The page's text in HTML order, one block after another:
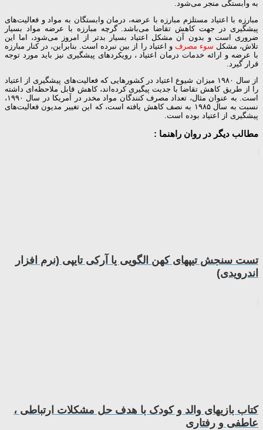
به وابستگی منجر می‌شود.
مبارزه با اعتیاد مستلزم مبارزه با عرضه، درمان وابستگان به مواد و فعالیت‌های
پیشگیری در جهت کاهش تقاضا می‌باشد. گرچه مبارزه با عرضه مواد بسیار
ضروری است و بدون آن مشکل اعتیاد بسیار بدتر از امروز می‌شود، اما این
تلاش، مشکل سوء مصرف و اعتیاد را از بین نبرده است. بنابراین، در کنار مبارزه
با عرضه و ارائه خدمات درمان اعتیاد ، رویکردهای پیشگیری نیز باید مورد توجه
قرار گیرد.
از سال ۱۹۸۰ میزان شیوع اعتیاد در کشورهایی که فعالیت‌های پیشگیری از اعتیاد
را از طریق کاهش تقاضا با جدیت پیگیری کرده‌اند، کاهش قابل ملاحظه‌ای داشته
است. به عنوان مثال، تعداد مصرف کنندگان مواد مخدر در آمریکا در سال ۱۹۹۰،
نسبت به سال ۱۹۸۵ به نصف کاهش یافته است، که این تغییر مدیون فعالیت‌های
پیشگیری از اعتیاد بوده است.
مطالب دیگر در روان راهنما :
تست سنجش تیپهای کهن الگویی یا آرکی تایپی (نرم افزار
اندرویدی)
کتاب بازیهای والد و کودک با هدف حل مشکلات ارتباطی ،
عاطفی و رفتاری